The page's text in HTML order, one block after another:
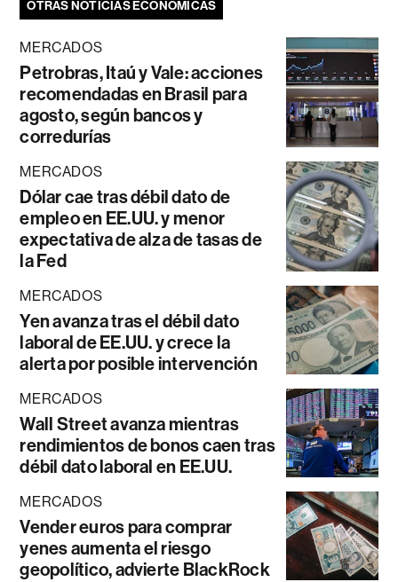
OTRAS NOTICIAS ECONÓMICAS
MERCADOS
Petrobras, Itaú y Vale: acciones
recomendadas en Brasil para
agosto, según bancos y
corredurías
MERCADOS
Dólar cae tras débil dato de
empleo en EE.UU. y menor
expectativa de alza de tasas de
la Fed
MERCADOS
Yen avanza tras el débil dato
laboral de EE.UU. y crece la
alerta por posible intervención
MERCADOS
Wall Street avanza mientras
rendimientos de bonos caen tras
débil dato laboral en EE.UU.
MERCADOS
Vender euros para comprar
yenes aumenta el riesgo
geopolítico, advierte BlackRock